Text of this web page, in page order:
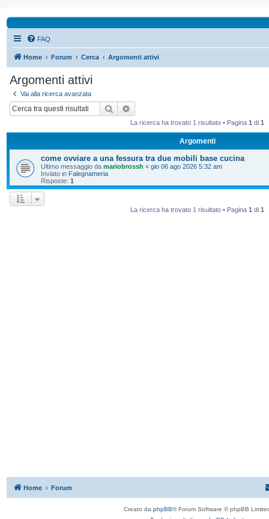
FAQ
Home Forum Cerca Argomenti attivi
Argomenti attivi
Vai alla ricerca avanzata
Cerca
La ricerca ha trovato 1 risultato • Pagina 1 di 1
Argomenti
come ovviare a una fessura tra due mobili base cucina
Ultimo messaggio da mariobrossh « gio 06 ago 2026 5:32 am
Inviato in Falegnameria
Risposte: 1
La ricerca ha trovato 1 risultato • Pagina 1 di 1
Home Forum
Creato da phpBB® Forum Software © phpBB